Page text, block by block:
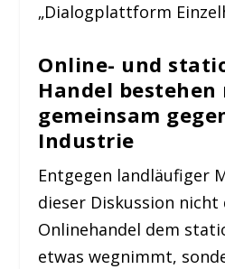
„Dialogplattform
Online- und
Handel bestehen
gemeinsam
Industrie
Entgegen landläufiger
dieser Diskussion
Onlinehandel dem
etwas wegnimmt,